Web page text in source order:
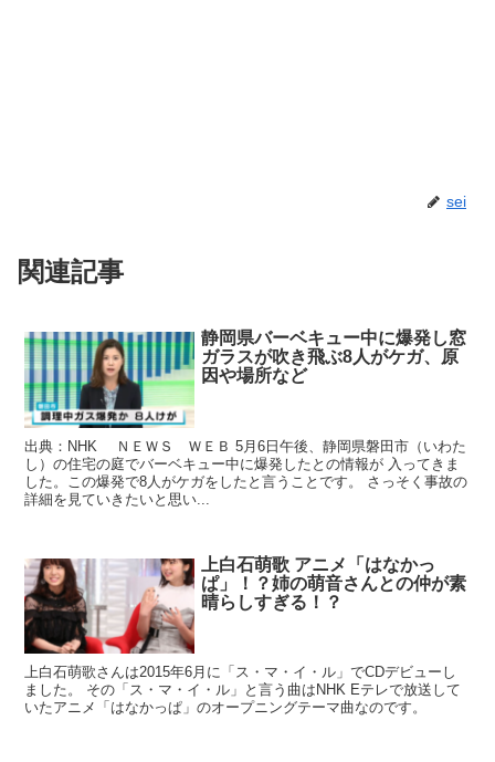
sei
関連記事
静岡県バーベキュー中に爆発し窓
ガラスが吹き飛ぶ8人がケガ、原
因や場所など
出典：NHK ＮＥＷＳ ＷＥＢ 5月6日午後、静岡県磐田市（いわた
し）の住宅の庭でバーベキュー中に爆発したとの情報が 入ってきま
した。この爆発で8人がケガをしたと言うことです。 さっそく事故の
詳細を見ていきたいと思い...
上白石萌歌 アニメ「はなかっ
ぱ」！？姉の萌音さんとの仲が素
晴らしすぎる！？
上白石萌歌さんは2015年6月に「ス・マ・イ・ル」でCDデビューし
ました。 その「ス・マ・イ・ル」と言う曲はNHK Eテレで放送して
いたアニメ「はなかっぱ」のオープニングテーマ曲なのです。